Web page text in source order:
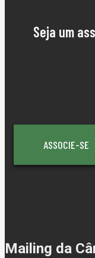
Seja um
ASSOCIE-SE
Mailing da